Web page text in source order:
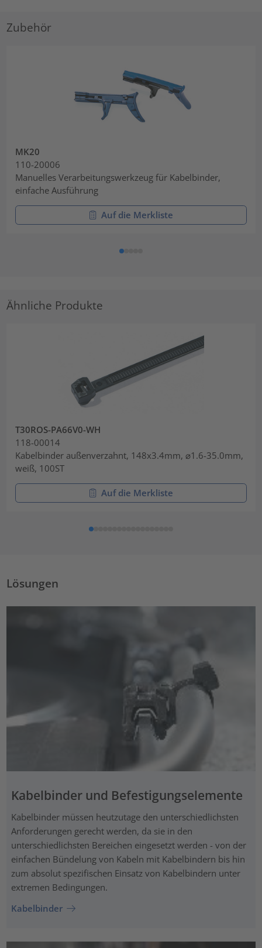
Zubehör
MK20
110-20006
Manuelles Verarbeitungswerkzeug für Kabelbinder,
einfache Ausführung
Auf die Merkliste
Ähnliche Produkte
T30ROS-PA66V0-WH
118-00014
Kabelbinder außenverzahnt, 148x3.4mm, ⌀1.6-35.0mm,
weiß, 100ST
Auf die Merkliste
Lösungen
Kabelbinder und Befestigungselemente
Kabelbinder müssen heutzutage den unterschiedlichsten
Anforderungen gerecht werden, da sie in den
unterschiedlichsten Bereichen eingesetzt werden - von der
einfachen Bündelung von Kabeln mit Kabelbindern bis hin
zum absolut spezifischen Einsatz von Kabelbindern unter
extremen Bedingungen.
Kabelbinder